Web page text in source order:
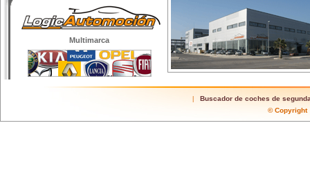
Multimarca
Buscador de coches de
©